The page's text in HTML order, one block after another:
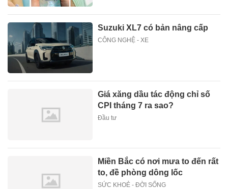
Suzuki XL7 có bản nâng cấp
CÔNG NGHỆ - XE
Giá xăng dầu tác động chỉ số
CPI tháng 7 ra sao?
Đầu tư
Miền Bắc có nơi mưa to đến rất
to, đề phòng dông lốc
SỨC KHOẺ - ĐỜI SỐNG